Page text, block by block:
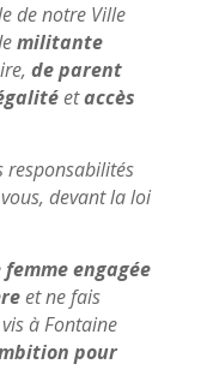
de notre Ville
militante
de parent
etaccès
responsabilités
devant la loi
engagée
et ne fais
à Fontaine
pour